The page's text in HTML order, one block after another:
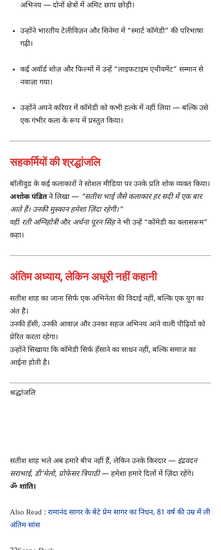
अभिनय — दोनों क्षेत्रों में अमिट छाप छोड़ी।
उन्होंने भारतीय टेलीविज़न और सिनेमा में “स्मार्ट कॉमेडी” की परिभाषा
गढ़ी।
कई अवॉर्ड शोज़ और फिल्मों में उन्हें “लाइफटाइम एचीवमेंट” सम्मान से
नवाज़ा गया।
उन्होंने अपने करियर में कॉमेडी को कभी हल्के में नहीं लिया — बल्कि उसे
एक गंभीर कला के रूप में प्रस्तुत किया।
सहकर्मियों की श्रद्धांजलि
बॉलीवुड के कई कलाकारों ने सोशल मीडिया पर उनके प्रति शोक व्यक्त किया।
अशोक पंडितने लिखा — “सतीश भाई जैसे कलाकार हर सदी में एक बार
आते हैं। उनकी मुस्कान हमेशा ज़िंदा रहेगी।”
वहीं रती अग्निहोत्रीऔर अर्चना पूरन सिंहने भी उन्हें “कॉमेडी का क्लासरूम”
कहा।
अंतिम अध्याय, लेकिन अधूरी नहीं कहानी
सतीश शाह का जाना सिर्फ एक अभिनेता की विदाई नहीं, बल्कि एक युग का
अंत है।
उनकी हँसी, उनकी आवाज़ और उनका सहज अभिनय आने वाली पीढ़ियों को
प्रेरित करता रहेगा।
उन्होंने सिखाया कि कॉमेडी सिर्फ हँसाने का साधन नहीं, बल्कि समाज का
आईना होती है।
श्रद्धांजलि
सतीश शाह भले अब हमारे बीच नहीं हैं, लेकिन उनके किरदार — इंद्रवदन
सराभाई, डी’मेलो, प्रोफेसर त्रिपाठी— हमेशा हमारे दिलों में ज़िंदा रहेंगे।
ॐ शांति।
Also Read : रामानंद सागर के बेटे प्रेम सागर का निधन, 81 वर्ष की उम्र में ली
अंतिम सांस